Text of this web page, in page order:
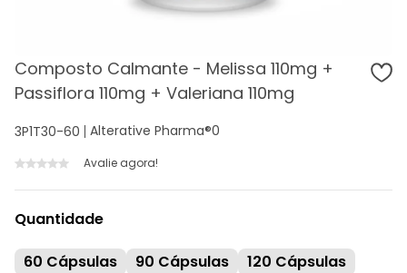
Composto Calmante - Melissa 110mg +
Passiflora 110mg + Valeriana 110mg
3P1T30-60 Alterative Pharma®0
Avalie agora!
Quantidade
60 Cápsulas 90 Cápsulas
120 Cápsulas